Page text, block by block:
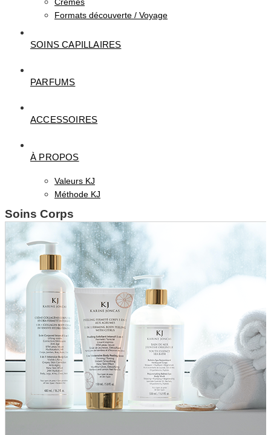
Formats découverte / Voyage
SOINS CAPILLAIRES
PARFUMS
ACCESSOIRES
À PROPOS
Valeurs KJ
Méthode KJ
Soins Corps